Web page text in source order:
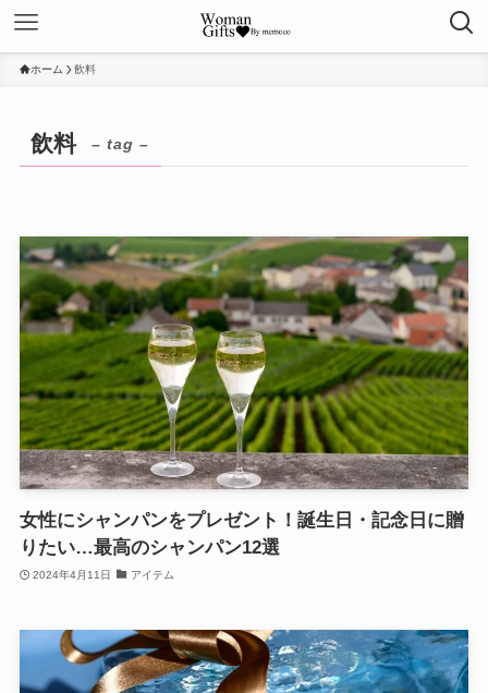
ホーム 飲料
飲料 – tag –
女性にシャンパンをプレゼント！誕生日・記念日に贈
りたい…最高のシャンパン12選
2024年4月11日 アイテム